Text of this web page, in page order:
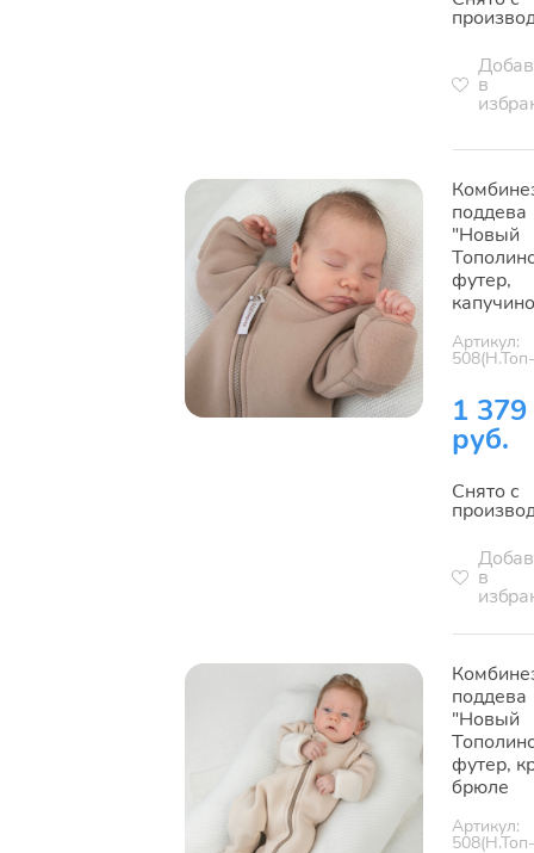
в
поддева
"Новый
футер,
капучино
Артикул:
1 379
руб.
Снято с
в
поддева
"Новый
футер,
брюле
Артикул: